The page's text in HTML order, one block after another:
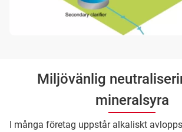
Miljövänlig
mineralsyra
I många företag uppstår alkaliskt